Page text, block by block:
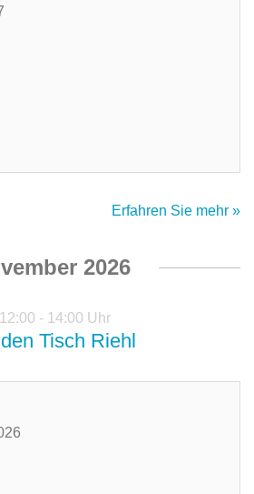
Erfahren Sie mehr »
2026
12:00 - 14:00 Uhr
Tisch Riehl